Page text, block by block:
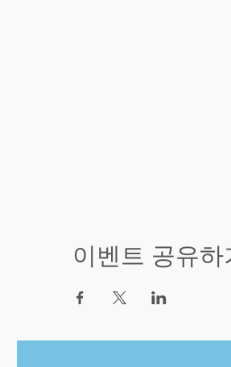
이벤트 공유하